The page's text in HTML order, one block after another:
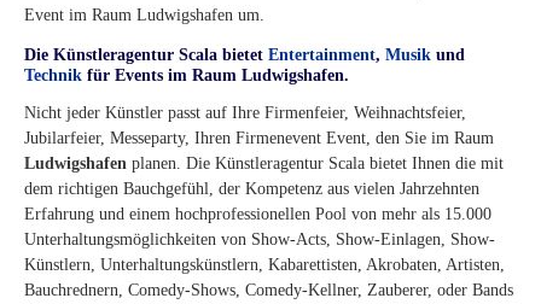
Event im Raum Ludwigshafen um.
Die Künstleragentur Scala bietet Entertainment, Musik und
Technik für Events im Raum Ludwigshafen.
Nicht jeder Künstler passt auf Ihre Firmenfeier, Weihnachtsfeier,
Jubilarfeier, Messeparty, Ihren Firmenevent Event, den Sie im Raum
Ludwigshafen planen. Die Künstleragentur Scala bietet Ihnen die mit
dem richtigen Bauchgefühl, der Kompetenz aus vielen Jahrzehnten
Erfahrung und einem hochprofessionellen Pool von mehr als 15.000
Unterhaltungsmöglichkeiten von Show-Acts, Show-Einlagen, Show-
Künstlern, Unterhaltungskünstlern, Kabarettisten, Akrobaten, Artisten,
Bauchrednern, Comedy-Shows, Comedy-Kellner, Zauberer, oder Bands